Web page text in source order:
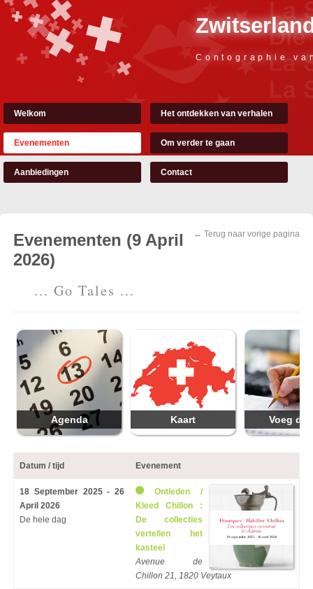
Contographie
Welkom Het ontdekken van verhalen
Evenementen Om verder te gaan
Aanbiedingen Contact
← Terug naar vorige pagina
Evenementen (9 April
2026)
... Go Tales ...
Agenda Kaart Voeg
Datum / tijd Evenement
18 September 2025 - 26
April 2026
De hele dag
Ontleden /
Kleed Chillon :
De collecties
vertellen het
kasteel
Avenue de
Chillon 21, 1820 Veytaux